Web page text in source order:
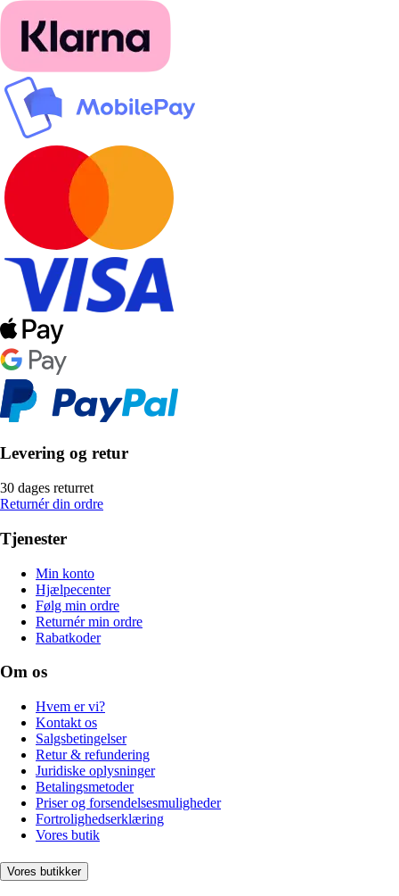
Levering og retur
30 dages returret
Returnér din ordre
Tjenester
Min konto
Hjælpecenter
Følg min ordre
Returnér min ordre
Rabatkoder
Om os
Hvem er vi?
Kontakt os
Salgsbetingelser
Retur & refundering
Juridiske oplysninger
Betalingsmetoder
Priser og forsendelsesmuligheder
Fortrolighedserklæring
Vores butik
Vores butikker